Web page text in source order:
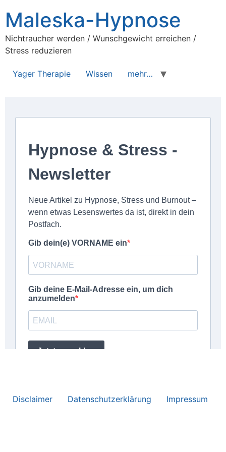
Maleska-Hypnose
Nichtraucher werden / Wunschgewicht erreichen /
Stress reduzieren
Yager Therapie Wissen mehr…
Disclaimer Datenschutzerklärung Impressum